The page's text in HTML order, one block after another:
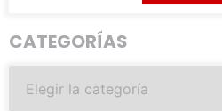
CATEGORÍAS